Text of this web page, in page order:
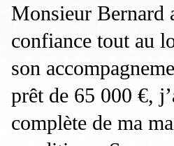
Monsieur Bernard
confiance tout au
son
prêt de 65 000 €,
complète de ma